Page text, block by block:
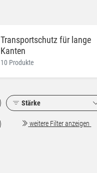
Transportschutz für lange
Kanten
10 Produkte
Stärke
weitere Filter anzeigen